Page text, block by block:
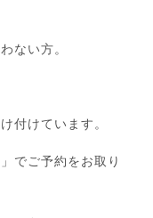
ない方。
付けています。
でご予約をお取り